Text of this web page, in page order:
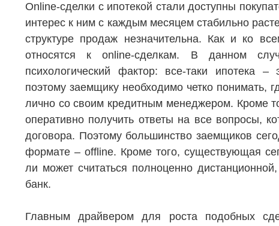
Online-сделки с ипотекой стали доступны
интерес к ним с каждым месяцем стабильно
структуре продаж незначительна. Как и ко
относятся к online-сделкам. В данном
психологический фактор: все-таки ипотека
поэтому заемщику необходимо четко понимать,
лично со своим кредитным менеджером. Кроме
оперативно получить ответы на все вопросы,
договора. Поэтому большинство заемщиков
формате – offline. Кроме того, существующая
ли может считаться полноценно
банк.
Главным драйвером для роста подобных